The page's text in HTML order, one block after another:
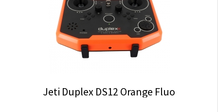
Jeti Duplex DS12 Orange Fluo